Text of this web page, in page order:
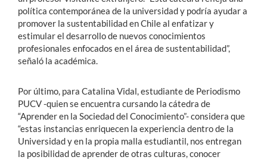
política contemporánea de la universidad y podría ayudar a
promover la sustentabilidad en Chile al enfatizar y
estimular el desarrollo de nuevos conocimientos
profesionales enfocados en el área de sustentabilidad”,
señaló la académica.
Por último, para Catalina Vidal, estudiante de Periodismo
PUCV -quien se encuentra cursando la cátedra de
“Aprender en la Sociedad del Conocimiento”- considera que
“estas instancias enriquecen la experiencia dentro de la
Universidad y en la propia malla estudiantil, nos entregan
la posibilidad de aprender de otras culturas, conocer